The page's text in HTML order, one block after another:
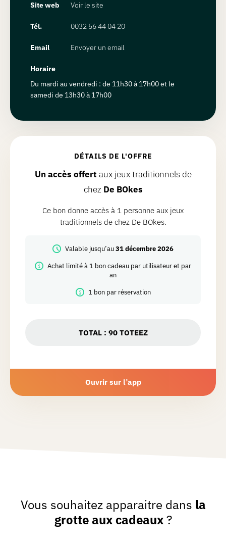
Site web Voir le site
Tél. 0032 56 44 04 20
Email Envoyer un email
Horaire
Du mardi au vendredi : de 11h30 à 17h00 et le
samedi de 13h30 à 17h00
DÉTAILS DE L'OFFRE
Un accès offert aux jeux traditionnels de
chez De BOkes
Ce bon donne accès à 1 personne aux jeux
traditionnels de chez De BOkes.
Valable jusqu’au31 décembre 2026
Achat limité à 1 bon cadeau par utilisateur et par
an
1 bon par réservation
TOTAL : 90TOTEEZ
Ouvrir sur l’app
Vous souhaitez apparaitre dans la
grotte aux cadeaux?